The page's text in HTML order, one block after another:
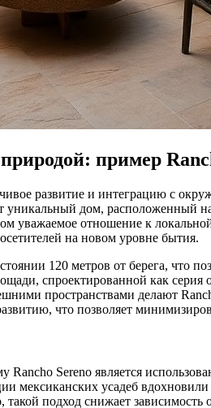
пример
развитие и интеграцию с
уникальный дом, расположенный
уважаемое отношение к
на новом уровне бытия.
120 метров от берега, что
спроектированной как
пространствами делают
что позволяет
Sereno является
мексиканских усадеб
подход снижает